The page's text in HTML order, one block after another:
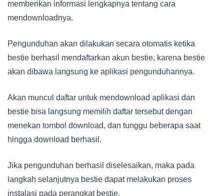
memberikan informasi lengkapnya tentang cara
mendownloadnya.
Pengunduhan akan dilakukan secara otomatis ketika
bestie berhasil mendaftarkan akun bestie, karena bestie
akan dibawa langsung ke aplikasi pengunduhannya.
Akan muncul daftar untuk mendownload aplikasi dan
bestie bisa langsung memilih daftar tersebut dengan
menekan tombol download, dan tunggu beberapa saat
hingga download berhasil.
Jika pengunduhan berhasil diselesaikan, maka pada
langkah selanjutnya bestie dapat melakukan proses
instalasi pada perangkat bestie.